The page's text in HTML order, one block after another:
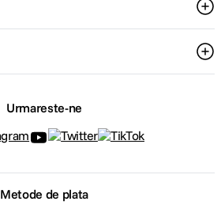
Urmareste-ne
Metode de plata